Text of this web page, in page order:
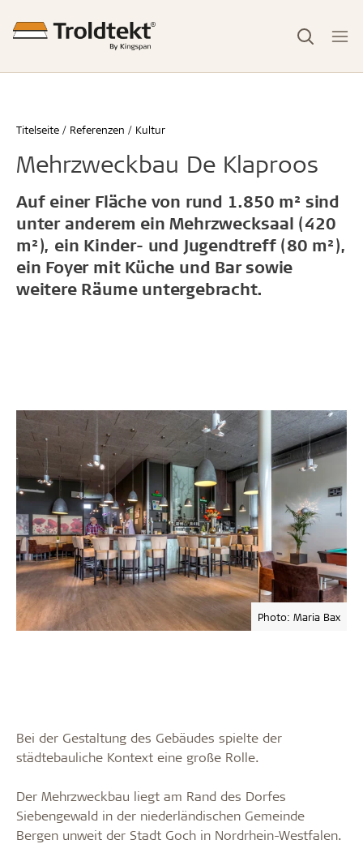
Titelseite Referenzen Kultur
Mehrzweckbau De Klaproos
Auf einer Fläche von rund 1.850 m² sind
unter anderem ein Mehrzwecksaal (420
m²), ein Kinder- und Jugendtreff (80 m²),
ein Foyer mit Küche und Bar sowie
weitere Räume untergebracht.
Photo: Maria Bax
Bei der Gestaltung des Gebäudes spielte der
städtebauliche Kontext eine große Rolle.
Der Mehrzweckbau liegt am Rand des Dorfes
Siebengewald in der niederländischen Gemeinde
Bergen unweit der Stadt Goch in Nordrhein-Westfalen.